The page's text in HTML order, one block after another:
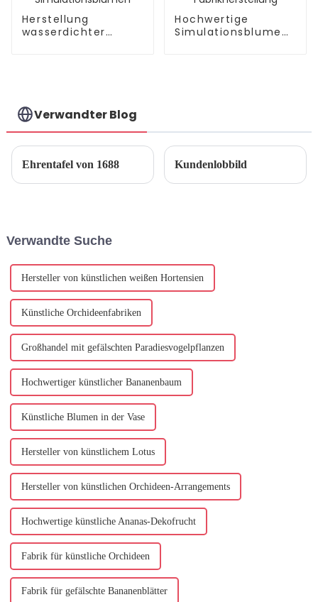
Herstellung
wasserdichter
Hochwertige
Simulationsblumen-
Verwandter Blog
Ehrentafel von 1688 Kundenlobbild
Verwandte Suche
Hersteller von künstlichen weißen Hortensien
Künstliche Orchideenfabriken
Großhandel mit gefälschten Paradiesvogelpflanzen
Hochwertiger künstlicher Bananenbaum
Künstliche Blumen in der Vase
Hersteller von künstlichem Lotus
Hersteller von künstlichen Orchideen-Arrangements
Hochwertige künstliche Ananas-Dekofrucht
Fabrik für künstliche Orchideen
Fabrik für gefälschte Bananenblätter